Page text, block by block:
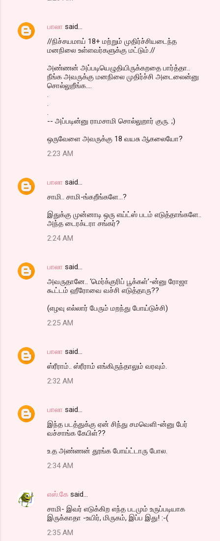
பாலா said…
//நிச்சயமாய் 18+ மற்றும் முதிர்ச்சியடைந்த
மனநிலை உள்ளவர்களுக்கு மட்டும்.//
அண்ணன் அப்படியெழுதியிருக்கறதை பார்த்தா..
நீங்க அவருக்கு மனநிலை முதிர்ச்சி அடைலைன்னு
சொல்லுறீங்க....
.
.
.
-- அப்படின்னு ராமசாமி சொல்லுறார் குரு. ;)
ஒருவேளை அவருக்கு 18 வயசு ஆகலையோ?
2:23 AM
பாலா said…
சாமி.. சாமி-ங்கறீங்களே...?
இதுக்கு முன்னாடி ஒரு எய்ட்ஸ் படம் எடுத்தாங்களே..
அந்த டைரக்டரா சங்கர்?
2:24 AM
பாலா said…
அவருதானே.. ‘மெர்க்குரிப் பூக்கள்’-ன்னு ரோஜா
கூட்டம் ஹீரோவை வச்சி எடுத்தாரு??
(எழவு எல்லார் பேரும் மறந்து போய்டுச்சி)
2:25 AM
பாலா said…
ஸ்ரீராம்.. ஸ்ரீராம் எங்கிருந்தாலும் வரவும்.
2:32 AM
பாலா said…
இந்த படத்துக்கு ஏன் சிந்து சமவெளி-ன்னு பேர்
வச்சாங்க கேபிள்??
உ.த அண்ணன் தூங்க போய்ட்டாரு போல.
2:34 AM
எஸ்.கே said…
சாமி- இவர் எடுக்கிற எந்த படமும் உருப்படியாக
இருக்காதா -உயிர், மிருகம், இப்ப இது! :-(
2:35 AM